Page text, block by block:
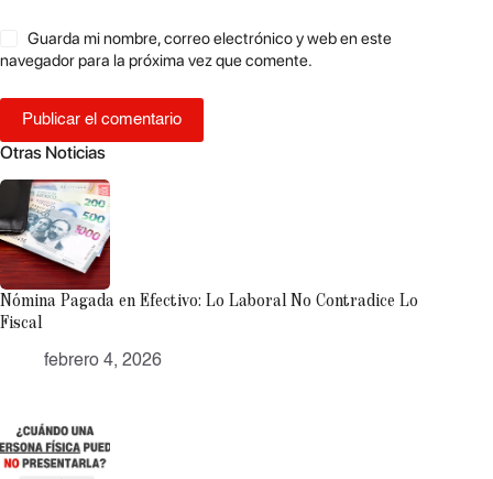
Guarda mi nombre, correo electrónico y web en este
navegador para la próxima vez que comente.
Publicar el comentario
Otras Noticias
Nómina Pagada en Efectivo: Lo Laboral No Contradice Lo
Fiscal
febrero 4, 2026